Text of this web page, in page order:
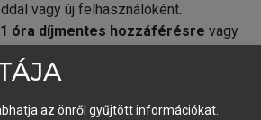
vagy új felhasználóként.
1 óra díjmentes hozzáférésre vagy
vagy hozz létre új fiókot.
az önről gyűjtött információkat.